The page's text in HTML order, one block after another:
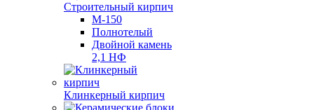
Строительный кирпич
М-150
Полнотелый
Двойной камень
2,1 НФ
Клинкерный кирпич